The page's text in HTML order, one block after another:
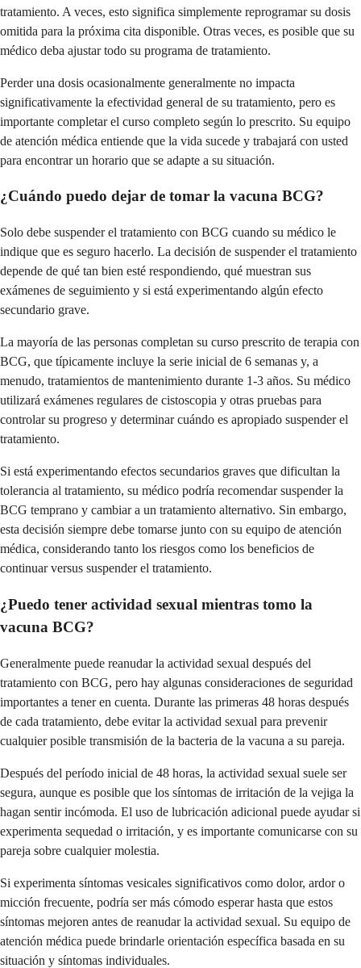
tratamiento. A veces, esto significa simplemente reprogramar su dosis
omitida para la próxima cita disponible. Otras veces, es posible que su
médico deba ajustar todo su programa de tratamiento.
Perder una dosis ocasionalmente generalmente no impacta
significativamente la efectividad general de su tratamiento, pero es
importante completar el curso completo según lo prescrito. Su equipo
de atención médica entiende que la vida sucede y trabajará con usted
para encontrar un horario que se adapte a su situación.
¿Cuándo puedo dejar de tomar la vacuna BCG?
Solo debe suspender el tratamiento con BCG cuando su médico le
indique que es seguro hacerlo. La decisión de suspender el tratamiento
depende de qué tan bien esté respondiendo, qué muestran sus
exámenes de seguimiento y si está experimentando algún efecto
secundario grave.
La mayoría de las personas completan su curso prescrito de terapia con
BCG, que típicamente incluye la serie inicial de 6 semanas y, a
menudo, tratamientos de mantenimiento durante 1-3 años. Su médico
utilizará exámenes regulares de cistoscopia y otras pruebas para
controlar su progreso y determinar cuándo es apropiado suspender el
tratamiento.
Si está experimentando efectos secundarios graves que dificultan la
tolerancia al tratamiento, su médico podría recomendar suspender la
BCG temprano y cambiar a un tratamiento alternativo. Sin embargo,
esta decisión siempre debe tomarse junto con su equipo de atención
médica, considerando tanto los riesgos como los beneficios de
continuar versus suspender el tratamiento.
¿Puedo tener actividad sexual mientras tomo la
vacuna BCG?
Generalmente puede reanudar la actividad sexual después del
tratamiento con BCG, pero hay algunas consideraciones de seguridad
importantes a tener en cuenta. Durante las primeras 48 horas después
de cada tratamiento, debe evitar la actividad sexual para prevenir
cualquier posible transmisión de la bacteria de la vacuna a su pareja.
Después del período inicial de 48 horas, la actividad sexual suele ser
segura, aunque es posible que los síntomas de irritación de la vejiga la
hagan sentir incómoda. El uso de lubricación adicional puede ayudar si
experimenta sequedad o irritación, y es importante comunicarse con su
pareja sobre cualquier molestia.
Si experimenta síntomas vesicales significativos como dolor, ardor o
micción frecuente, podría ser más cómodo esperar hasta que estos
síntomas mejoren antes de reanudar la actividad sexual. Su equipo de
atención médica puede brindarle orientación específica basada en su
situación y síntomas individuales.